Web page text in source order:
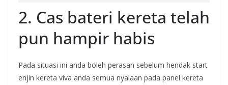
2. Cas bateri kereta telah
pun hampir habis
Pada situasi ini anda boleh perasan sebelum hendak start
enjin kereta viva anda semua nyalaan pada panel kereta